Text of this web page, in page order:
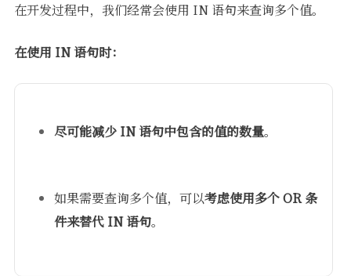
在开发过程中，我们经常会使用 IN 语句来查询多个值。
在使用 IN 语句时：
尽可能减少 IN 语句中包含的值的数量。
如果需要查询多个值，可以考虑使用多个 OR 条
件来替代 IN 语句。